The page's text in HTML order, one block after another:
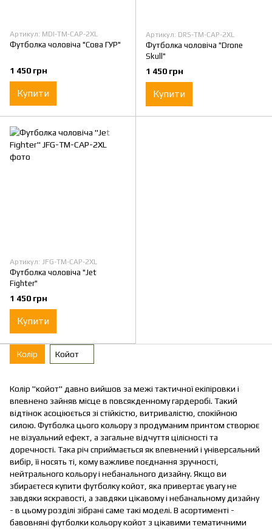
Колір "койот" давно вийшов за межі тактичної екіпіровки і
впевнено зайняв місце в повсякденному гардеробі. Такий
відтінок асоціюється зі стійкістю, витривалістю, спокійною
силою. Футболка цього кольору з продуманим принтом створює
не візуальний ефект, а загальне відчуття цілісності та
доречності. Така річ сприймається як впевнений і універсальний
вибір, її носять ті, кому важливе поєднання зручності,
нейтрального кольору і небанального дизайну. Якщо ви
збираєтеся купити футболку койот, яка привертає увагу не
завдяки яскравості, а завдяки цікавому і небанальному дизайну
- в цьому розділі зібрані саме такі моделі. В асортименті -
бавовняні футболки кольору койот з цікавими тематичними
Артикул: MDI-TM-CAP-2XL
Футболка чоловіча "Сова ГУР"
1 450 грн
Купити
Артикул: DRS-TM-CAP-2XL
Футболка чоловіча "Drone
Skull"
1 450 грн
Купити
Артикул: JFG-TM-CAP-2XL
Футболка чоловіча "Jet
Fighter"
1 450 грн
Купити
Колір Койот